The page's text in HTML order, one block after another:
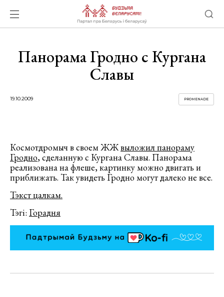
Панорама Гродно с Кургана
Славы
19.10.2009 PROMENADE
Космотдромыч в своем ЖЖвыложил панораму
Гродно, сделанную с Кургана Славы. Панорама
реализована на флеше, картинку можно двигать и
приближать. Так увидеть Гродно могут далеко не все.
Тэкст цалкам.
Тэгі: Горадня